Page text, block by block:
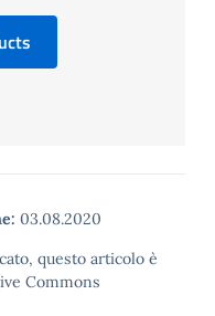
03.08.2020
questo articolo è
Commons